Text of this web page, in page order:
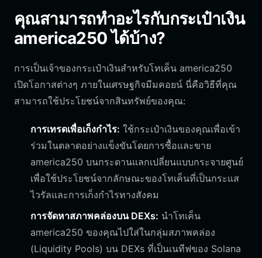
คุณสามารถทำอะไรกับกระเป๋าเงิน
america250 ได้บ้าง?
การเป็นเจ้าของกระเป๋าเงินสำหรับโทเค็น america250
เปิดโอกาสต่างๆ ภายในเศรษฐกิจมีมคอยน์ นี่คือวิธีที่คุณ
สามารถใช้ประโยชน์จากสินทรัพย์ของคุณ:
การเทรดเพื่อเก็งกำไร: ใช้กระเป๋าเงินของคุณเพื่อเข้า
ร่วมในตลาดอย่างแข็งขันโดยการซื้อและขาย
america250 บนกระดานแลกเปลี่ยนแบบกระจายศูนย์
เพื่อใช้ประโยชน์จากลักษณะของโทเค็นที่เป็นกระแส
ไวรัลและการเก็งกำไรทางสังคม
การจัดหาสภาพคล่องบน DEXs: นำโทเค็น
america250 ของคุณไปใส่ในกลุ่มสภาพคล่อง
(Liquidity Pools) บน DEXs ที่เป็นเนทีฟของ Solana